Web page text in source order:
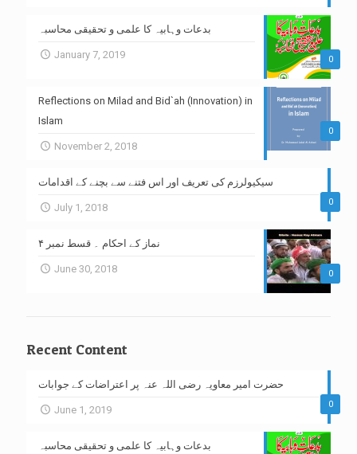
0
بدعات وہابیہ کا علمی و تحقیقی محاسبہ
January 7, 2019
0
Reflections on Milad and Bid`ah (Innovation) in
Islam
November 2, 2018
0
سیکیولرزم کی تعریف اور اس فتنے سے بچنے کے اقدامات
July 1, 2018
0
نماز کے احکام ۔ قسط نمبر ۴
June 30, 2018
Recent Content
0
حضرت امیر معاویہ رضی اللہ عنہ پر اعتراضات کے جوابات
June 1, 2019
بدعات وہابیہ کا علمی و تحقیقی محاسبہ